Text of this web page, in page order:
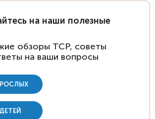
на наши полезные
обзоры ТСР, советы
на ваши вопросы